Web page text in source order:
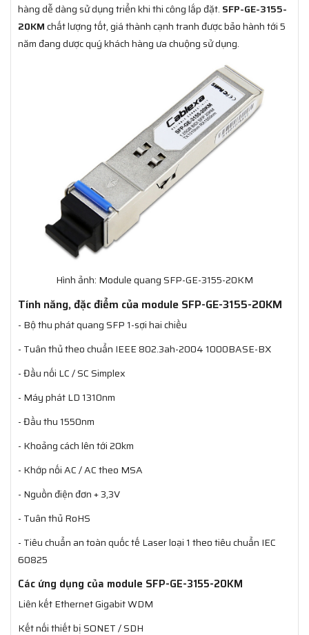
hàng dễ dàng sử dụng triển khi thi công lắp đặt. SFP-GE-3155-
20KMchất lượng tốt, giá thành cạnh tranh được bảo hành tới 5
năm đang dược quý khách hàng ưa chuộng sử dụng.
Hình ảnh: Module quang SFP-GE-3155-20KM
Tính năng, đặc điểm của module SFP-GE-3155-20KM
- Bộ thu phát quang SFP 1-sợi hai chiều
- Tuân thủ theo chuẩn IEEE 802.3ah-2004 1000BASE-BX
- Đầu nối LC / SC Simplex
- Máy phát LD 1310nm
- Đầu thu 1550nm
- Khoảng cách lên tới 20km
- Khớp nối AC / AC theo MSA
- Nguồn điện đơn + 3,3V
- Tuân thủ RoHS
- Tiêu chuẩn an toàn quốc tế Laser loại 1 theo tiêu chuẩn IEC
60825
Các ứng dụng của module SFP-GE-3155-20KM
Liên kết Ethernet Gigabit WDM
Kết nối thiết bị SONET / SDH